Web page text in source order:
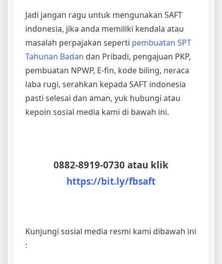
Jadi jangan ragu untuk mengunakan SAFT
indonesia, jika anda memiliki kendala atau
masalah perpajakan seperti pembuatan SPT
Tahunan Badan dan Pribadi, pengajuan PKP,
pembuatan NPWP, E-fin, kode biling, neraca
laba rugi, serahkan kepada SAFT indonesia
pasti selesai dan aman, yuk hubungi atau
kepoin sosial media kami di bawah ini.
0882-8919-0730 atau klik
https://bit.ly/fbsaft
Kunjungi sosial media resmi kami dibawah ini
: